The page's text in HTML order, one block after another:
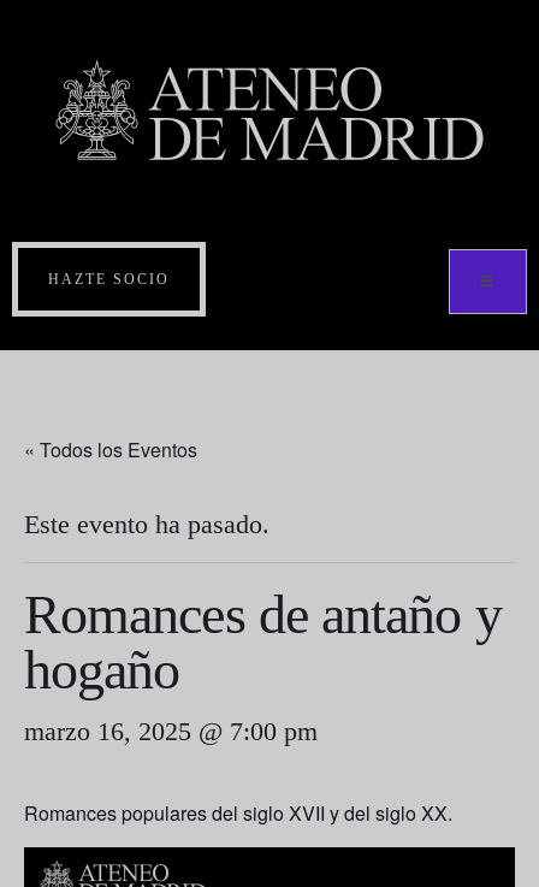
HAZTE SOCIO
« Todos los Eventos
Este evento ha pasado.
Romances de antaño y
hogaño
marzo 16, 2025 @ 7:00 pm
Romances populares del siglo XVII y del siglo XX.